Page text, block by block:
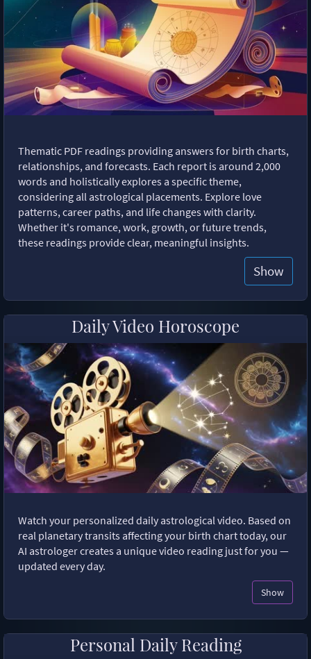
Thematic PDF readings providing answers for birth charts,
relationships, and forecasts. Each report is around 2,000
words and holistically explores a specific theme,
considering all astrological placements. Explore love
patterns, career paths, and life changes with clarity.
Whether it's romance, work, growth, or future trends,
these readings provide clear, meaningful insights.
Show
Daily Video Horoscope
Watch your personalized daily astrological video. Based on
real planetary transits affecting your birth chart today, our
AI astrologer creates a unique video reading just for you —
updated every day.
Show
Personal Daily Reading